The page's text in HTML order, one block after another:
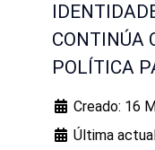
CONTINÚA
POLÍTICA
Creado: 16
Última